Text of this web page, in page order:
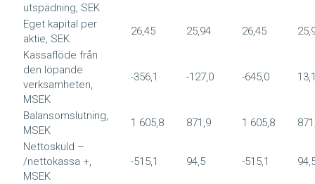
utspädning, SEK
Eget kapital per
aktie, SEK
26,45 25,94 26,45
Kassaflöde från
den löpande
verksamheten,
MSEK
-356,1 -127,0 -645,0
Balansomslutning,
MSEK
1 605,8 871,9 1 605,8
Nettoskuld –
/nettokassa +,
MSEK
-515,1 94,5 -515,1